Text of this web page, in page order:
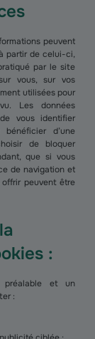
peuvent
partir de celui-ci,
par le site
vous, sur vos
utilisées pour
Les données
vous identifier
d’une
de bloquer
que si vous
de navigation et
offrir peuvent être
:
préalable et un
: